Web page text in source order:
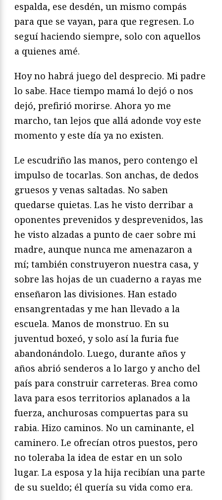
espalda, ese desdén, un mismo compás
para que se vayan, para que regresen. Lo
seguí haciendo siempre, solo con aquellos
a quienes amé.
Hoy no habrá juego del desprecio. Mi padre
lo sabe. Hace tiempo mamá lo dejó o nos
dejó, prefirió morirse. Ahora yo me
marcho, tan lejos que allá adonde voy este
momento y este día ya no existen.
Le escudriño las manos, pero contengo el
impulso de tocarlas. Son anchas, de dedos
gruesos y venas saltadas. No saben
quedarse quietas. Las he visto derribar a
oponentes prevenidos y desprevenidos, las
he visto alzadas a punto de caer sobre mi
madre, aunque nunca me amenazaron a
mí; también construyeron nuestra casa, y
sobre las hojas de un cuaderno a rayas me
enseñaron las divisiones. Han estado
ensangrentadas y me han llevado a la
escuela. Manos de monstruo. En su
juventud boxeó, y solo así la furia fue
abandonándolo. Luego, durante años y
años abrió senderos a lo largo y ancho del
país para construir carreteras. Brea como
lava para esos territorios aplanados a la
fuerza, anchurosas compuertas para su
rabia. Hizo caminos. No un caminante, el
caminero. Le ofrecían otros puestos, pero
no toleraba la idea de estar en un solo
lugar. La esposa y la hija recibían una parte
de su sueldo; él quería su vida como era.